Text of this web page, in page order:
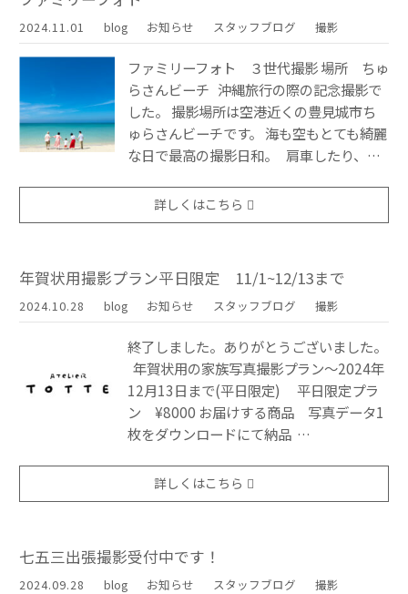
2024.11.01 blog お知らせ スタッフブログ 撮影
ファミリーフォト ３世代撮影 場所 ちゅ
らさんビーチ 沖縄旅行の際の記念撮影で
した。 撮影場所は空港近くの豊見城市ち
ゅらさんビーチです。 海も空もとても綺麗
な日で最高の撮影日和。 肩車したり、…
詳しくはこちら
年賀状用撮影プラン平日限定 11/1~12/13まで
2024.10.28 blog お知らせ スタッフブログ 撮影
終了しました。ありがとうございました。
年賀状用の家族写真撮影プラン〜2024年
12月13日まで(平日限定) 平日限定プラ
ン ¥8000 お届けする商品 写真データ1
枚をダウンロードにて納品 …
詳しくはこちら
七五三出張撮影受付中です！
2024.09.28 blog お知らせ スタッフブログ 撮影